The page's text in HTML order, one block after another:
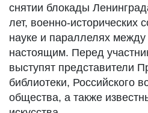
снятии блокады
лет, военно-исторических
науке и параллелях
настоящим. Перед
выступят представители
библиотеки, Российского
общества, а также